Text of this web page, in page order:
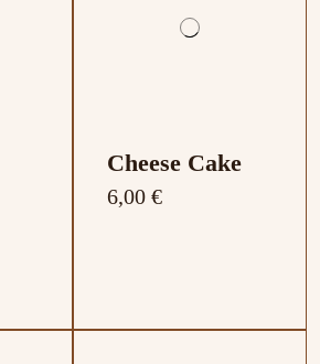
Cheese Cake
6,00 €